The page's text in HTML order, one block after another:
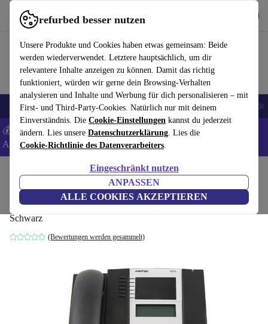
refurbed besser nutzen
Unsere Produkte und Cookies haben etwas gemeinsam: Beide
werden wiederverwendet. Letztere hauptsächlich, um dir
relevantere Inhalte anzeigen zu können. Damit das richtig
funktioniert, würden wir gerne dein Browsing-Verhalten
analysieren und Inhalte und Werbung für dich personalisieren – mit
First- und Third-Party-Cookies. Natürlich nur mit deinem
Einverständnis. Die Cookie-Einstellungen kannst du jederzeit
ändern. Lies unsere Datenschutzerklärung. Lies die
Cookie-Richtlinie des Datenverarbeiters.
Eingeschränkt nutzen
ANPASSEN
ALLE COOKIES AKZEPTIEREN
refurbed schnell und einfach nutzen
🎒 Back to school Handys Laptops Tablets Smartwatches Zubehör
💰 Extra -8% auf Samsung- und Google-Smartphones - Code:
ANDROID8 -AGB
Zubehör
Aastra 6753i Telefon
Schwarz
(Bewertungen werden gesammelt)